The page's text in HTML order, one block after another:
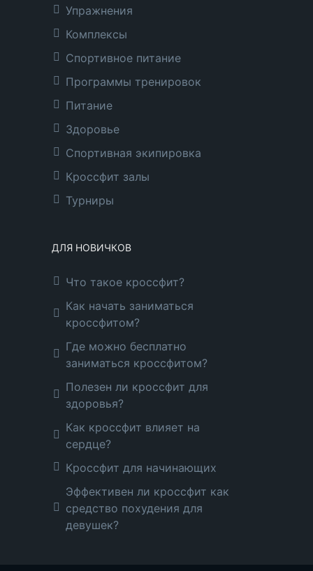
Упражнения
Комплексы
Спортивное питание
Программы тренировок
Питание
Здоровье
Спортивная экипировка
Кроссфит залы
Турниры
ДЛЯ НОВИЧКОВ
Что такое кроссфит?
Как начать заниматься
кроссфитом?
Где можно бесплатно
заниматься кроссфитом?
Полезен ли кроссфит для
здоровья?
Как кроссфит влияет на
сердце?
Кроссфит для начинающих
Эффективен ли кроссфит как
средство похудения для
девушек?